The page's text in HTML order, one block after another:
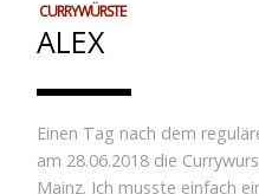
CURRYWÜRSTE
ALEX
Einen Tag nach dem
am 28.06.2018 die
Mainz. Ich musste einfach